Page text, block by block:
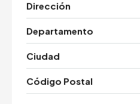
Dirección
Departamento
Ciudad
Código Postal